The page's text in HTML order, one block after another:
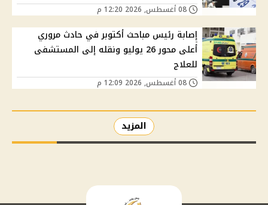
إصابة رئيس مباحث أكتوبر في حادث مروري
أعلى محور 26 يوليو ونقله إلى المستشفى
للعلاج
المزيد